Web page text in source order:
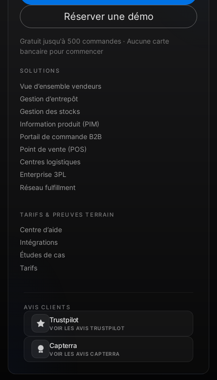
Réserver une démo
Gratuit jusqu'à 500 commandes · Aucune carte
bancaire pour commencer
SOLUTIONS
Vue d’ensemble vendeurs
Gestion d’entrepôt
Gestion des stocks
Information produit (PIM)
Portail de commande B2B
Point de vente (POS)
Centres logistiques
Enterprise 3PL
Réseau fulfillment
TARIFS & PREUVES TERRAIN
Centre d’aide
Intégrations
Études de cas
Tarifs
AVIS CLIENTS
Trustpilot
VOIR LES AVIS TRUSTPILOT
S’ouvre dans un nouvel onglet.
Capterra
VOIR LES AVIS CAPTERRA
S’ouvre dans un nouvel onglet.